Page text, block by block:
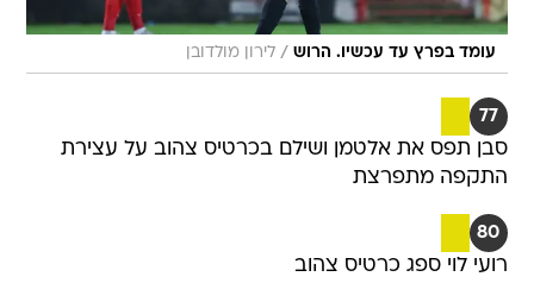
עומד בפרץ עד עכשיו. הרוש / לירון מולדובן
77
סבן תפס את אלטמן ושילם בכרטיס צהוב על עצירת
התקפה מתפרצת
80
רועי לוי ספג כרטיס צהוב